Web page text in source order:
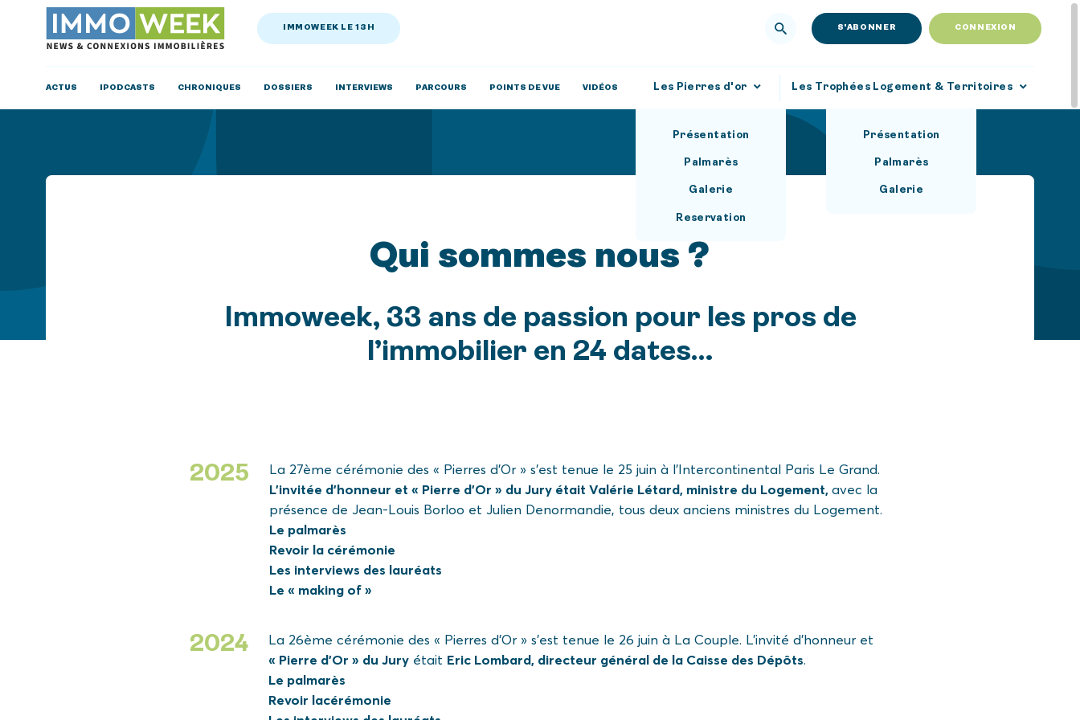
IMMOWEEK LE 13H S'ABONNER CONNEXION
ACTUS IPODCASTS CHRONIQUES DOSSIERS INTERVIEWS PARCOURS POINTS DE VUE VIDÉOS Les Pierres d'or
Présentation
Palmarès
Galerie
Reservation
Les Trophées Logement & Territoires
Présentation
Palmarès
Galerie
Qui sommes nous ?
Immoweek, 33 ans de passion pour les pros de
l’immobilier en 24 dates…
2025
La 27ème cérémonie des « Pierres d’Or » s’est tenue le 25 juin à l’Intercontinental Paris Le Grand.
L’invitée d’honneur et « Pierre d’Or » du Jury était Valérie Létard, ministre du Logement,avec la
présence de Jean-Louis Borloo et Julien Denormandie, tous deux anciens ministres du Logement.
Le palmarès
Revoir la cérémonie
Les interviews des lauréats
Le « making of »
2024
La 26ème cérémonie des « Pierres d’Or » s’est tenue le 26 juin à La Couple. L’invité d’honneur et
« Pierre d’Or » du Jury était Eric Lombard, directeur général de la Caisse des Dépôts.
Le palmarès
Revoir lacérémonie